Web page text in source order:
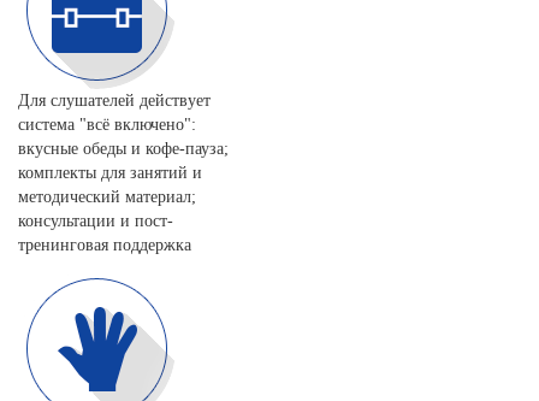
Для слушателей действует
система "всё включено":
вкусные обеды и кофе-пауза;
комплекты для занятий и
методический материал;
консультации и пост-
тренинговая поддержка